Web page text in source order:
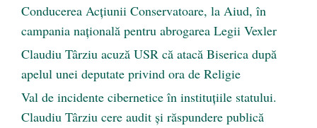
Conducerea Acțiunii Conservatoare, la Aiud, în
campania națională pentru abrogarea Legii Vexler
Claudiu Târziu acuză USR că atacă Biserica după
apelul unei deputate privind ora de Religie
Val de incidente cibernetice în instituțiile statului.
Claudiu Târziu cere audit și răspundere publică